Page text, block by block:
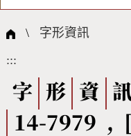
國際字碼相關組織
筆畫查詢
筆順序查詢
CNS查詢
全字庫授權
個人電腦造字處理
字形下載
問題集
熱門查詢統計
\ 字形資訊
:::
字 形 資
14-7979 ,